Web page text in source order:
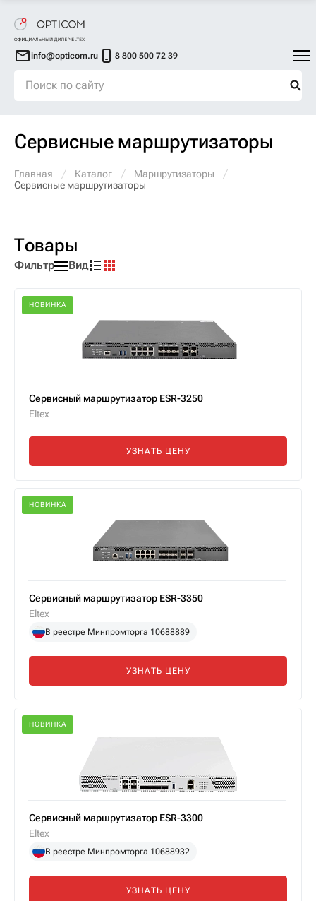
info@opticom.ru 8 800 500 72 39
Сервисные маршрутизаторы
Главная Каталог
Маршрутизаторы
Сервисные маршрутизаторы
Товары
Фильтр Вид
НОВИНКА
Сервисный маршрутизатор ESR-3250
Eltex
УЗНАТЬ ЦЕНУ
НОВИНКА
Сервисный маршрутизатор ESR-3350
Eltex
В реестре Минпромторга 10688889
УЗНАТЬ ЦЕНУ
НОВИНКА
Сервисный маршрутизатор ESR-3300
Eltex
В реестре Минпромторга 10688932
УЗНАТЬ ЦЕНУ